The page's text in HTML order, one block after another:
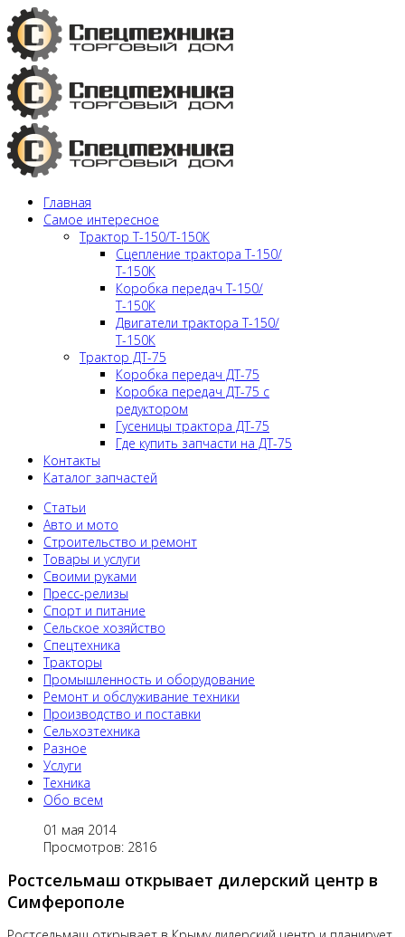
Главная
Самое интересное
Трактор Т-150/Т-150К
Сцепление трактора Т-150/
Т-150К
Коробка передач Т-150/
Т-150К
Двигатели трактора Т-150/
Т-150К
Трактор ДТ-75
Коробка передач ДТ-75
Коробка передач ДТ-75 с
редуктором
Гусеницы трактора ДТ-75
Где купить запчасти на ДТ-75
Контакты
Каталог запчастей
Статьи
Авто и мото
Строительство и ремонт
Товары и услуги
Своими руками
Пресс-релизы
Спорт и питание
Сельское хозяйство
Спецтехника
Тракторы
Промышленность и оборудование
Ремонт и обслуживание техники
Производство и поставки
Сельхозтехника
Разное
Услуги
Техника
Обо всем
01 мая 2014
Просмотров: 2816
Ростсельмаш открывает дилерский центр в
Симферополе